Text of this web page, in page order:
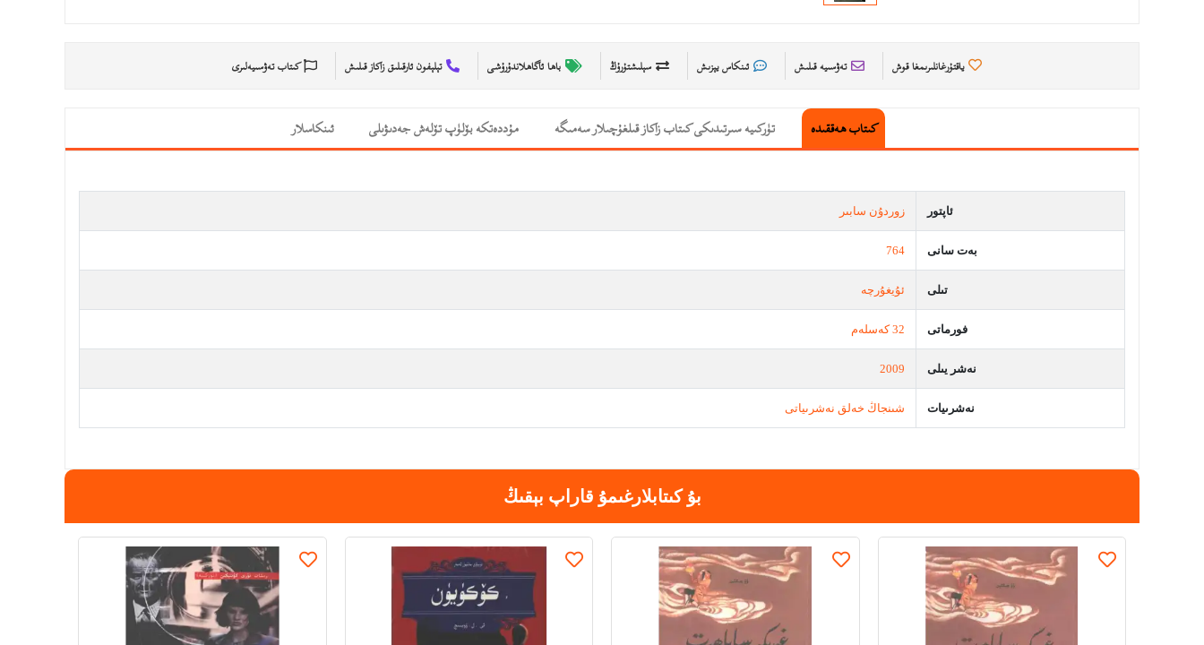
ياقتۇرغانلىرىمغا قوش تەۋسىيە قىلىش ئىنكاس يېزىش سېلىشتۇرۇڭ باھا ئاگاھلاندۇرۇشى تېلېفون ئارقىلىق زاكاز قىلىش كىتاب تەۋسىيەلىرى
كىتاب ھەققىدە تۈركىيە سىرتىدىكى كىتاب زاكاز قىلغۇچىلار سەمىگە مۇددەتكە بۆلۈپ تۆلەش جەدىۋىلى ئىنكاسلار
ئاپتور زوردۇن سابىر
بەت سانى 764
تىلى ئۇيغۇرچە
فورماتى 32 كەسلەم
نەشر يىلى 2009
نەشرىيات شىنجاڭ خەلق نەشرىياتى
بۇ كىتابلارغىمۇ قاراپ بېقىڭ